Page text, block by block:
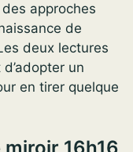
approches
de
deux lectures
un
en tirer quelque